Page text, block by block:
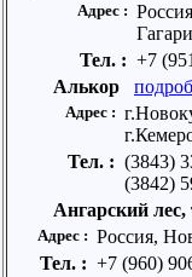
Адрес :
Тел. : +7
Алькор
Адрес :
Тел. : (3843)
(3842)
Ангарский
Адрес : Россия,
Тел. : +7 (960)